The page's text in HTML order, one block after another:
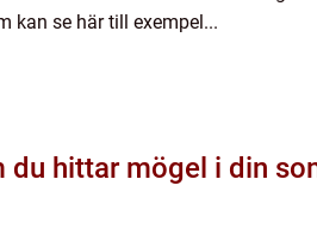
kan se här till exempel...
du hittar mögel i din